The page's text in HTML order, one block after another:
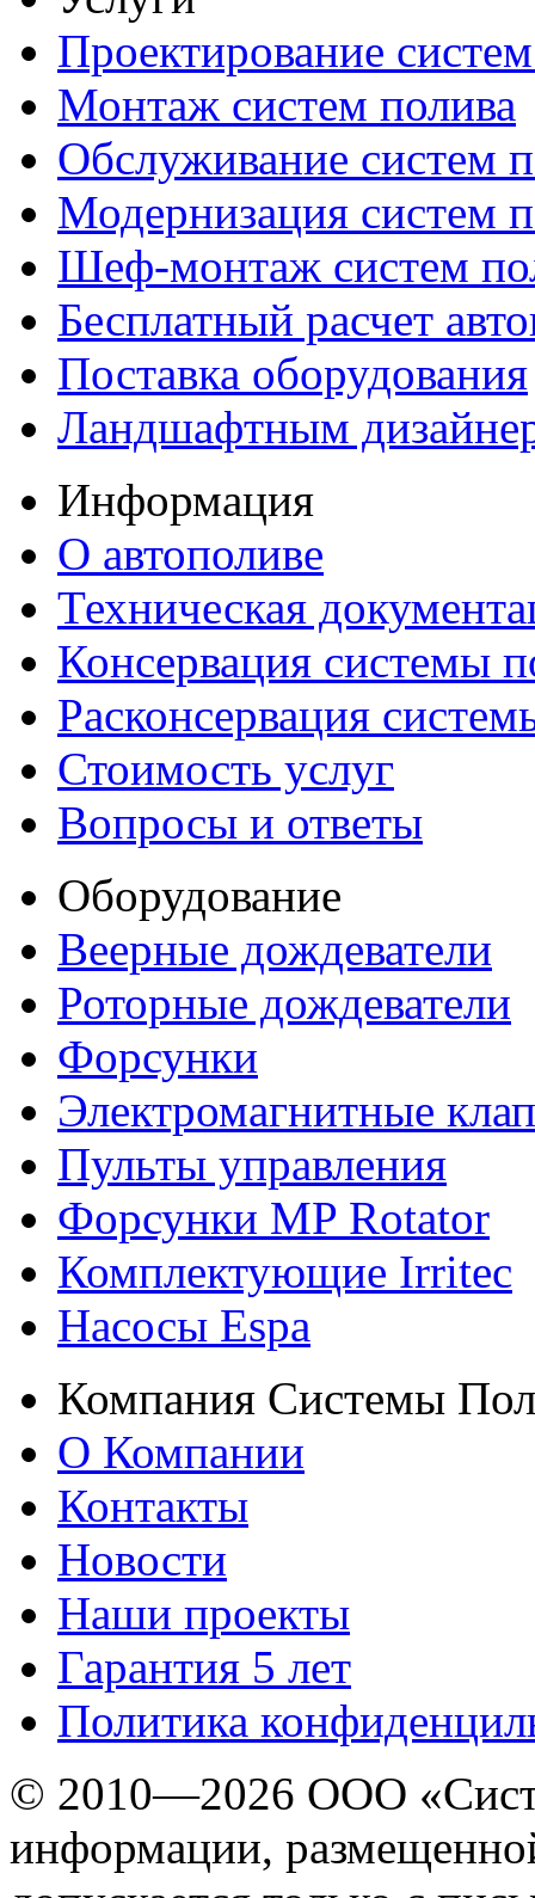
Проектирование
Монтаж систем полива
Обслуживание систем
Модернизация систем
Шеф-монтаж систем
Бесплатный расчет
Поставка оборудования
Ландшафтным
Информация
О автополиве
Техническая
Консервация системы
Расконсервация
Стоимость услуг
Вопросы и ответы
Оборудование
Веерные дождеватели
Роторные дождеватели
Форсунки
Электромагнитные
Пульты управления
Форсунки MP Rotator
Комплектующие Irritec
Насосы Espa
Компания Системы
О Компании
Контакты
Новости
Наши проекты
Гарантия 5 лет
Политика
© 2010—2026 ООО
информации,